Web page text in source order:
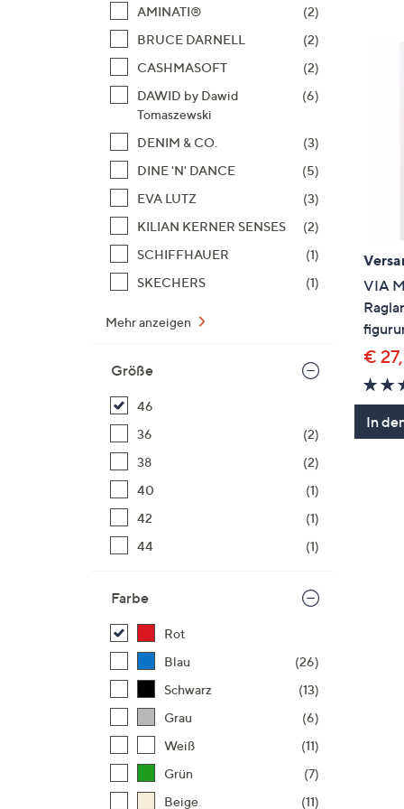
AMINATI®
(2)
BRUCE DARNELL
(2)
CASHMASOFT
(2)
DAWID by Dawid
Tomaszewski
(6)
DENIM & CO.
(3)
DINE 'N' DANCE
(5)
EVA LUTZ
(3)
KILIAN KERNER SENSES
(2)
SCHIFFHAUER
(1)
SKECHERS
(1)
Mehr anzeigen
Größe
46
36
(2)
38
(2)
40
(1)
42
(1)
44
(1)
Farbe
Rot
Blau
(26)
Schwarz
(13)
Grau
(6)
Weiß
(11)
Grün
(7)
Beige
(11)
VIA
€
In